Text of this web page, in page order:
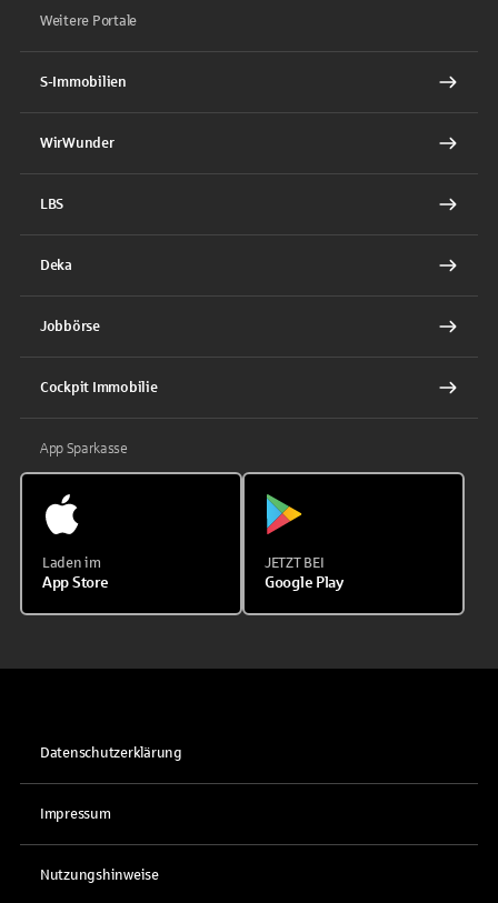
Weitere Portale
S-Immobilien
WirWunder
LBS
Deka
Jobbörse
Cockpit Immobilie
App Sparkasse
Laden im
App Store
JETZT BEI
Google Play
Datenschutzerklärung
Impressum
Nutzungshinweise